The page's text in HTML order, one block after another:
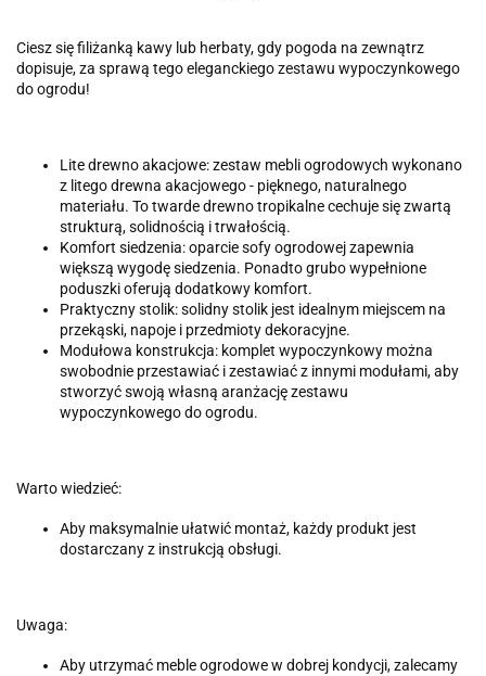
Ciesz się filiżanką kawy lub herbaty, gdy pogoda na zewnątrz
dopisuje, za sprawą tego eleganckiego zestawu wypoczynkowego
do ogrodu!
Lite drewno akacjowe: zestaw mebli ogrodowych wykonano
z litego drewna akacjowego - pięknego, naturalnego
materiału. To twarde drewno tropikalne cechuje się zwartą
strukturą, solidnością i trwałością.
Komfort siedzenia: oparcie sofy ogrodowej zapewnia
większą wygodę siedzenia. Ponadto grubo wypełnione
poduszki oferują dodatkowy komfort.
Praktyczny stolik: solidny stolik jest idealnym miejscem na
przekąski, napoje i przedmioty dekoracyjne.
Modułowa konstrukcja: komplet wypoczynkowy można
swobodnie przestawiać i zestawiać z innymi modułami, aby
stworzyć swoją własną aranżację zestawu
wypoczynkowego do ogrodu.
Warto wiedzieć:
Aby maksymalnie ułatwić montaż, każdy produkt jest
dostarczany z instrukcją obsługi.
Uwaga:
Aby utrzymać meble ogrodowe w dobrej kondycji, zalecamy